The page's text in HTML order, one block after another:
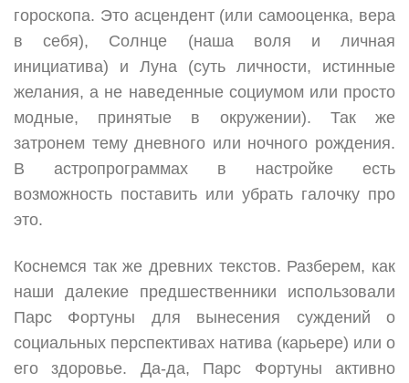
гороскопа. Это асцендент (или самооценка, вера
в себя), Солнце (наша воля и личная
инициатива) и Луна (суть личности, истинные
желания, а не наведенные социумом или просто
модные, принятые в окружении). Так же
затронем тему дневного или ночного рождения.
В астропрограммах в настройке есть
возможность поставить или убрать галочку про
это.
Коснемся так же древних текстов. Разберем, как
наши далекие предшественники использовали
Парс Фортуны для вынесения суждений о
социальных перспективах натива (карьере) или о
его здоровье. Да-да, Парс Фортуны активно